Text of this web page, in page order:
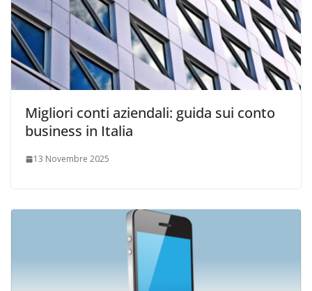
Migliori conti aziendali: guida sui conto
business in Italia
13 Novembre 2025